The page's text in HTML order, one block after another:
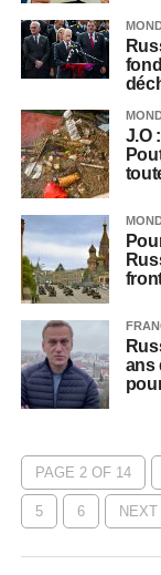
J.O
ans
PAGE 2 OF 14
5 6 NEXT